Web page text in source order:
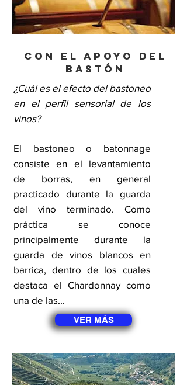
Con el apoyo del
bastón
¿Cuál es el efecto del bastoneo
en el perfil sensorial de los
vinos?
El bastoneo o batonnage
consiste en el levantamiento
de borras, en general
practicado durante la guarda
del vino terminado. Como
práctica se conoce
principalmente durante la
guarda de vinos blancos en
barrica, dentro de los cuales
destaca el Chardonnay como
una de las...
VER MÁS